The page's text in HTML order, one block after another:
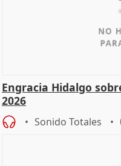
Engracia Hidalgo
2026
Sonido Totales